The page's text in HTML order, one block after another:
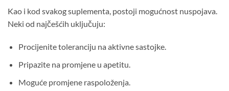
Kao i kod svakog suplementa, postoji mogućnost nuspojava.
Neki od najčešćih uključuju:
Procijenite toleranciju na aktivne sastojke.
Pripazite na promjene u apetitu.
Moguće promjene raspoloženja.